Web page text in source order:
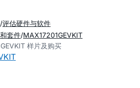
评估硬件与软件
套件 MAX17201GEVKIT
样片及购买